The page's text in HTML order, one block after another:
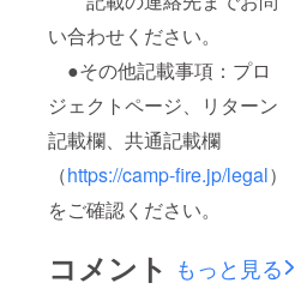
い合わせください。
●その他記載事項：プロ
ジェクトページ、リターン
記載欄、共通記載欄
（https://camp-fire.jp/legal）
をご確認ください。
コメント もっと見る